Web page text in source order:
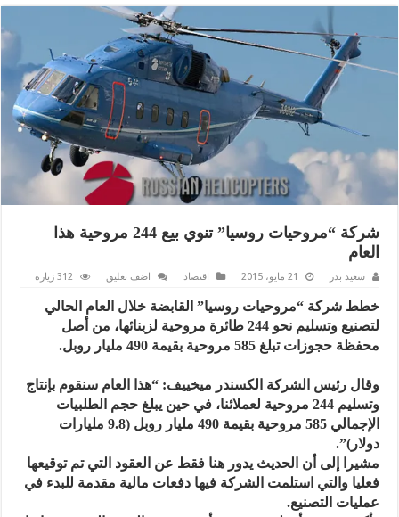
شركة “مروحيات روسيا” تنوي بيع 244 مروحية هذا
العام
سعيد بدر 21 مايو، 2015 اقتصاد اضف تعليق 312 زيارة
خطط شركة “مروحيات روسيا” القابضة خلال العام الحالي
لتصنيع وتسليم نحو 244 طائرة مروحية لزبنائها، من أصل
محفظة حجوزات تبلغ 585 مروحية بقيمة 490 مليار روبل.
وقال رئيس الشركة الكسندر ميخييف: “هذا العام سنقوم بإنتاج
وتسليم 244 مروحية لعملائنا، في حين يبلغ حجم الطلبيات
الإجمالي 585 مروحية بقيمة 490 مليار روبل (9.8 مليارات
دولار)”.
مشيرا إلى أن الحديث يدور هنا فقط عن العقود التي تم توقيعها
فعليا والتي استلمت الشركة فيها دفعات مالية مقدمة للبدء في
عمليات التصنيع.